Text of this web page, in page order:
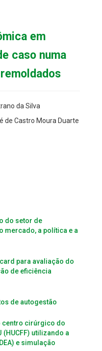
em
caso numa
da Silva
de Castro Moura Duarte
do setor de
mercado, a política e a
para avaliação do
de eficiência
de autogestão
centro cirúrgico do
utilizando a
e simulação